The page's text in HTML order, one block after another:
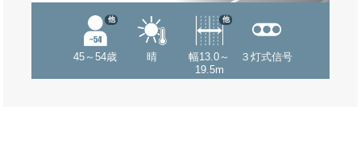
45～54歳
他
晴
幅13.0～
19.5m
他
３灯式信号